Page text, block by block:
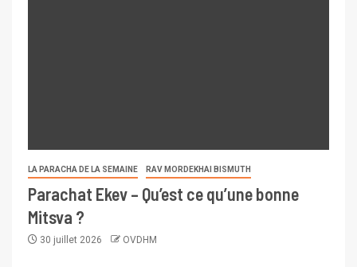
LA PARACHA DE LA SEMAINE RAV MORDEKHAI BISMUTH
Parachat Ekev – Qu’est ce qu’une bonne
Mitsva ?
30 juillet 2026 OVDHM